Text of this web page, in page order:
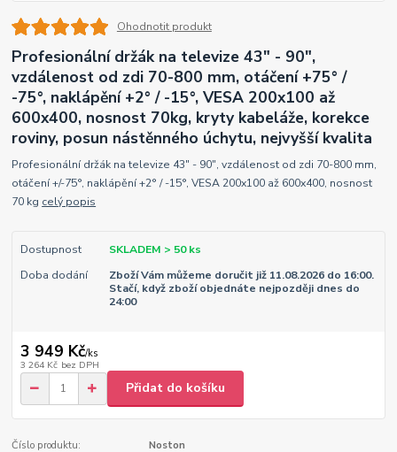
Ohodnotit produkt
Profesionální držák na televize 43" - 90",
vzdálenost od zdi 70-800 mm, otáčení +75° /
-75°, naklápění +2° / -15°, VESA 200x100 až
600x400, nosnost 70kg, kryty kabeláže, korekce
roviny, posun nástěnného úchytu, nejvyšší kvalita
Profesionální držák na televize 43" - 90", vzdálenost od zdi 70-800 mm,
otáčení +/-75°, naklápění +2° / -15°, VESA 200x100 až 600x400, nosnost
70 kg celý popis
Dostupnost
SKLADEM > 50 ks
Doba dodání
Zboží Vám můžeme doručit již 11.08.2026 do 16:00.
Stačí, když zboží objednáte nejpozději dnes do
24:00
3 949 Kč/ks
3 264 Kč bez DPH
Přidat do košíku
Číslo produktu:
Noston